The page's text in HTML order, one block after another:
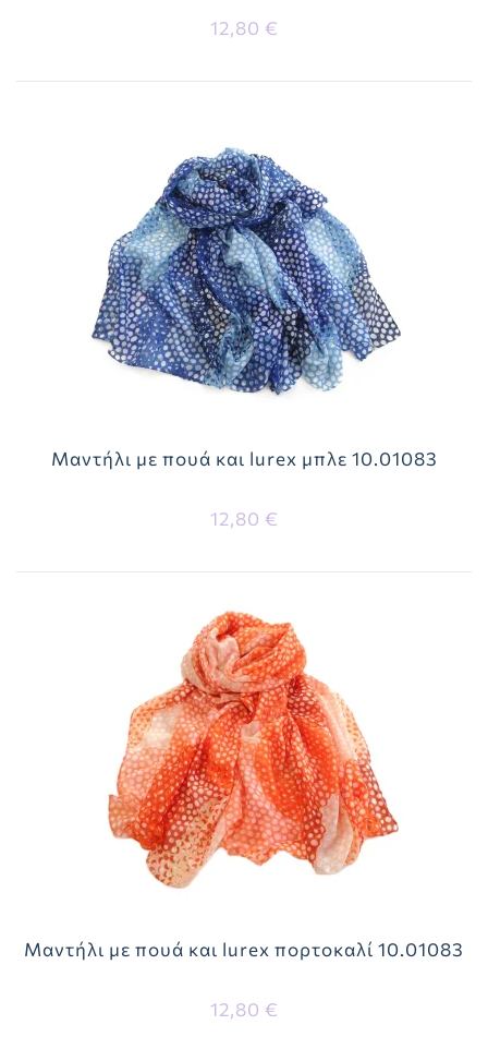
12,80 €
Μαντήλι με πουά και lurex μπλε 10.01083
12,80 €
Μαντήλι με πουά και lurex πορτοκαλί 10.01083
12,80 €